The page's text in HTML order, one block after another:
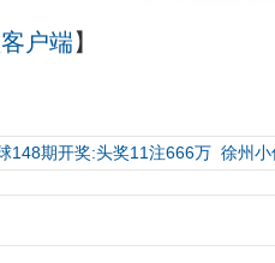
户端】
148期开奖:头奖11注666万 徐州